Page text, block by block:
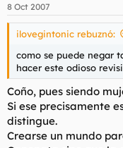
8 Oct 2007
ilovegintonic rebuznó:
como se puede negar
hacer este odioso
Coño, pues siendo
Si ese precisamente
distingue.
Crearse un mundo